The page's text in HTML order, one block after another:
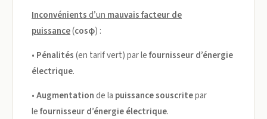
Inconvénientsd’unmauvais facteur de
puissance(cosφ) :
• Pénalités(en tarif vert) par lefournisseur d’énergie
électrique.
•Augmentationde la puissance souscritepar
lefournisseur d’énergie électrique.